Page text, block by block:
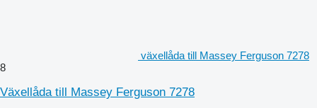
växellåda till Massey Ferguson 7278
8
Växellåda till Massey Ferguson 7278